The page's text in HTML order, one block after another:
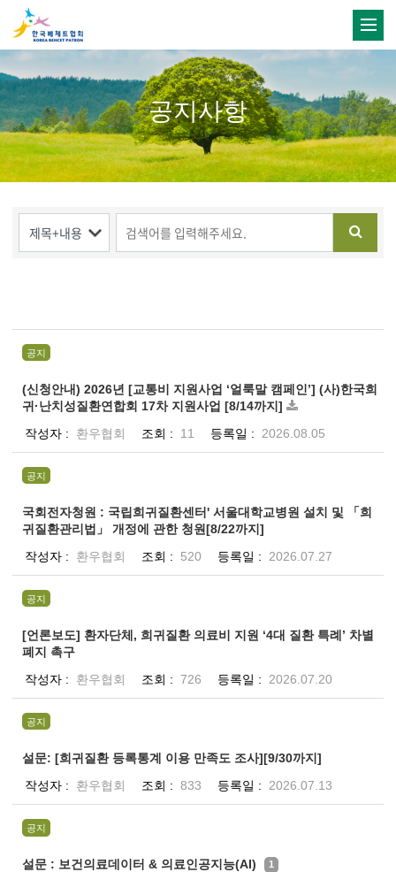
공지사항
공지
(신청안내) 2026년 [교통비 지원사업 ‘얼룩말 캠페인’] (사)한국희
귀·난치성질환연합회 17차 지원사업 [8/14까지]
작성자
환우협회 조회 11 등록일 2026.08.05
공지
국회전자청원 : 국립희귀질환센터' 서울대학교병원 설치 및 「희
귀질환관리법」 개정에 관한 청원[8/22까지]
작성자
환우협회 조회 520 등록일 2026.07.27
공지
[언론보도] 환자단체, 희귀질환 의료비 지원 ‘4대 질환 특례’ 차별
폐지 촉구
작성자
환우협회 조회 726 등록일 2026.07.20
공지
설문: [희귀질환 등록통계 이용 만족도 조사][9/30까지]
작성자
환우협회 조회 833 등록일 2026.07.13
공지
설문 : 보건의료데이터 & 의료인공지능(AI) 1